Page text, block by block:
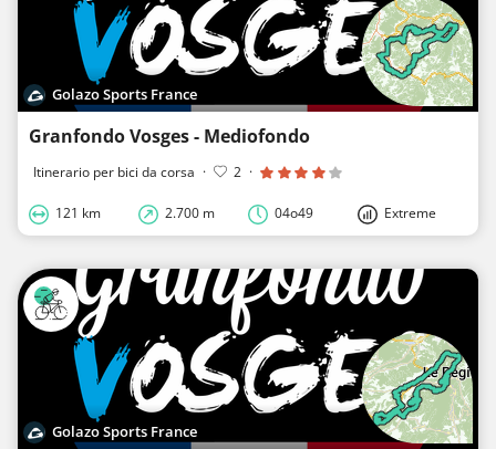
Golazo Sports France
Granfondo Vosges - Mediofondo
Itinerario per bici da corsa · 2 ·
121 km 2.700 m 04o49 Extreme
Golazo Sports France